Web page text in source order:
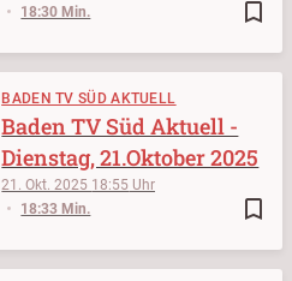
bookmark_border
18:30 Min.
BADEN TV SÜD AKTUELL
bookmark_border
21. Okt. 2025 18:55
18:33 Min.
Baden TV Süd Aktuell -
Dienstag, 21.Oktober 2025